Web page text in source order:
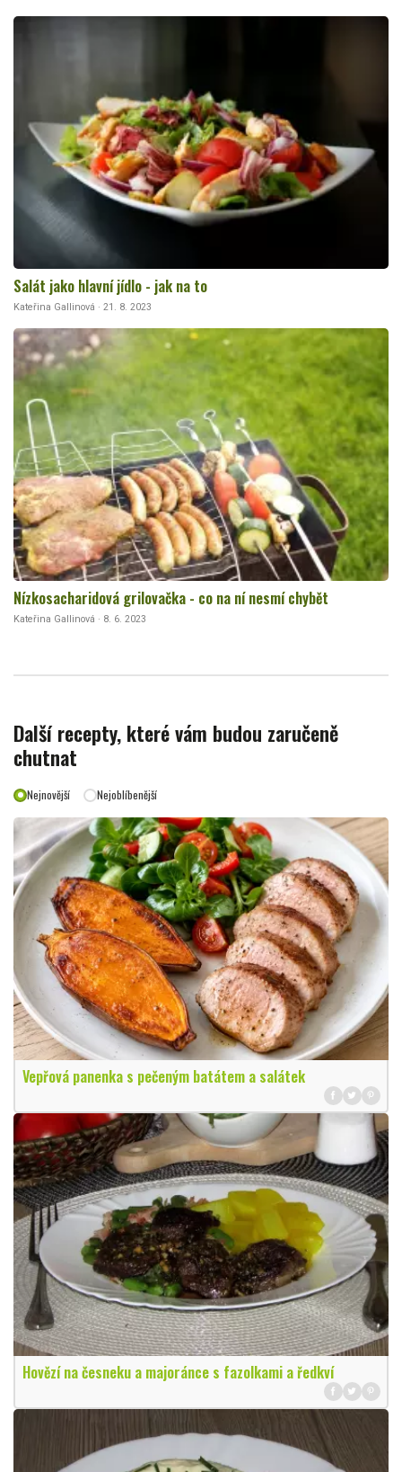
Salát jako hlavní jídlo - jak na to
Kateřina Gallinová · 21. 8. 2023
Nízkosacharidová grilovačka - co na ní nesmí chybět
Kateřina Gallinová · 8. 6. 2023
Další recepty, které vám budou zaručeně
chutnat
Nejnovější Nejoblíbenější
Vepřová panenka s pečeným batátem a salátek
Hovězí na česneku a majoránce s fazolkami a ředkví